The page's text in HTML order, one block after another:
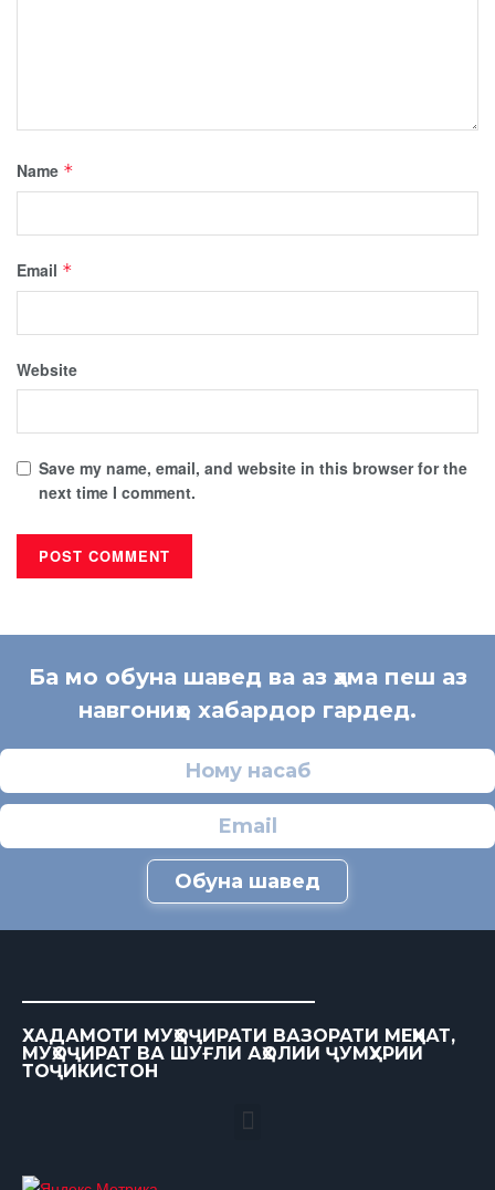
Name *
Email *
Website
Save my name, email, and website in this browser for the
next time I comment.
Ба мо обуна шавед ва аз ҳама пеш аз
навгониҳо хабардор гардед.
Обуна шавед
ХАДАМОТИ МУҲОҶИРАТИ ВАЗОРАТИ МЕҲНАТ,
МУҲОҶИРАТ ВА ШУҒЛИ АҲОЛИИ ҶУМҲУРИИ
ТОҶИКИСТОН